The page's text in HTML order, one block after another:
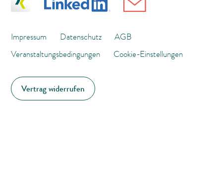
Impressum Datenschutz
AGB
Veranstaltungsbedingungen
Cookie-Einstellungen
Vertrag widerrufen